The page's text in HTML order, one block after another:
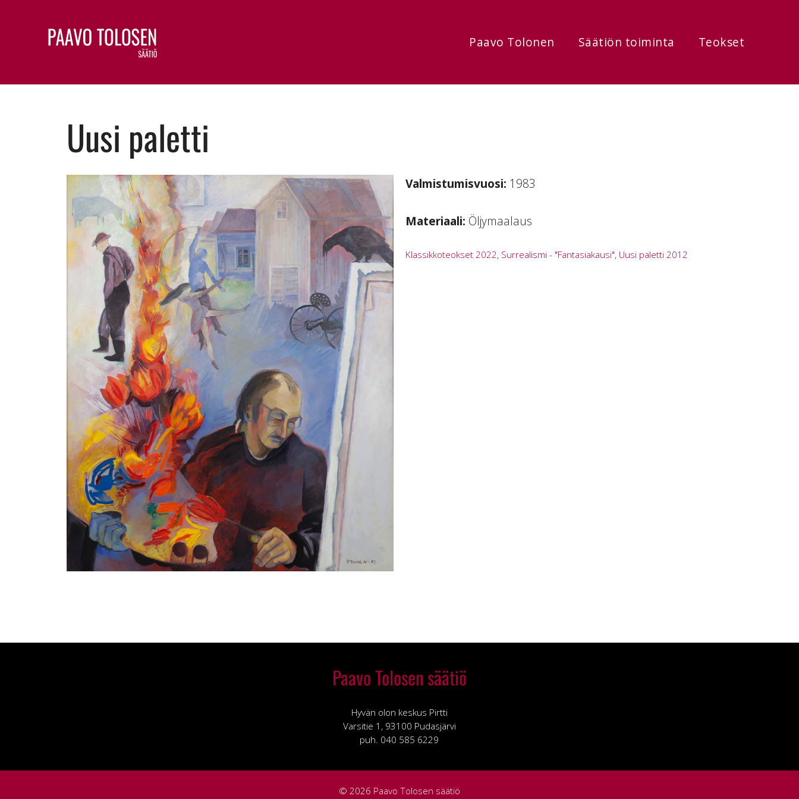
Paavo Tolonen Säätiön toiminta Teokset
Uusi paletti
Valmistumisvuosi: 1983
Materiaali: Öljymaalaus
Klassikkoteokset 2022, Surrealismi - "Fantasiakausi", Uusi paletti 2012
Paavo Tolosen säätiö
Hyvän olon keskus Pirtti
Varsitie 1, 93100 Pudasjärvi
puh. 040 585 6229
© 2026 Paavo Tolosen säätiö